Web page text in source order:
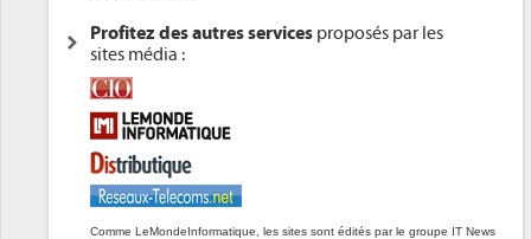
Profitez des autres services proposés par les
sites média :
Comme LeMondeInformatique, les sites sont édités par le groupe IT News